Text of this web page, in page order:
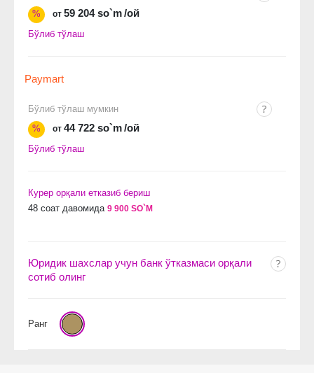
%
от 59 204 so`m/ой
Бўлиб тўлаш
Paymart
Бўлиб тўлаш мумкин
%
от 44 722 so`m/ой
Бўлиб тўлаш
Курер орқали етказиб бериш
48 соат давомида 9 900 SO`M
Юридик шахслар учун банк ўтказмаси орқали
сотиб олинг
Ранг